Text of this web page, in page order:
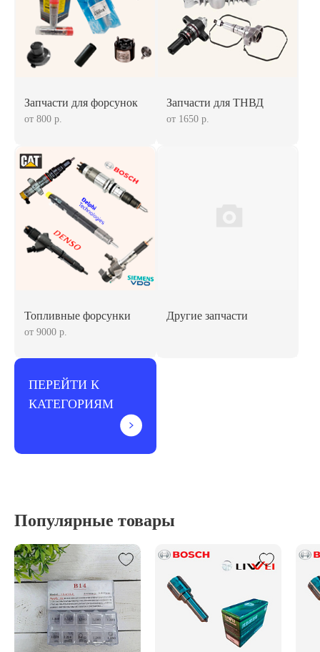
Запчасти для форсунок
от 800 р.
Запчасти для ТНВД
от 1650 р.
Топливные форсунки
от 9000 р.
Другие запчасти
ПЕРЕЙТИ К
КАТЕГОРИЯМ
Популярные товары